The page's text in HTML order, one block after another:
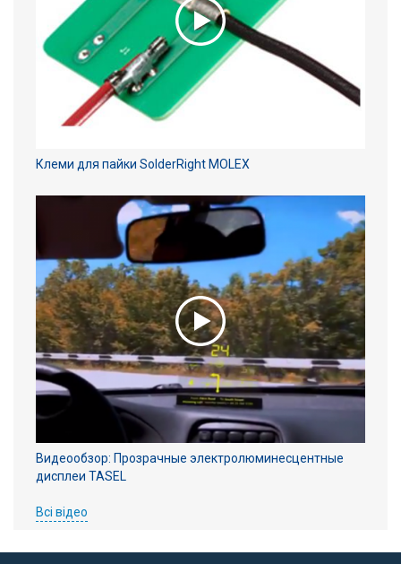
Клеми для пайки SolderRight MOLEX
Видеообзор: Прозрачные электролюминесцентные
дисплеи TASEL
Всі відео